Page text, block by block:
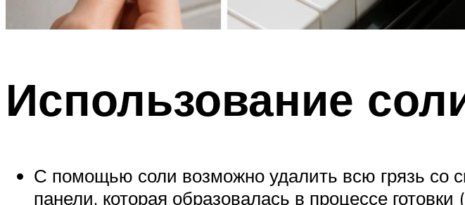
Использование
С помощью соли возможно удалить всю грязь со
панели, которая образовалась в процессе